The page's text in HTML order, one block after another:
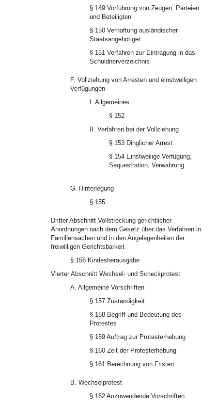
§ 149 Vorführung von Zeugen, Parteien
und Beteiligten
§ 150 Verhaftung ausländischer
Staatsangehöriger
§ 151 Verfahren zur Eintragung in das
Schuldnerverzeichnis
F. Vollziehung von Arresten und einstweiligen
Verfügungen
I. Allgemeines
§ 152
II. Verfahren bei der Vollziehung
§ 153 Dinglicher Arrest
§ 154 Einstweilige Verfügung,
Sequestration, Verwahrung
G. Hinterlegung
§ 155
Dritter Abschnitt Vollstreckung gerichtlicher
Anordnungen nach dem Gesetz über das Verfahren in
Familiensachen und in den Angelegenheiten der
freiwilligen Gerichtsbarkeit
§ 156 Kindesherausgabe
Vierter Abschnitt Wechsel- und Scheckprotest
A. Allgemeine Vorschriften
§ 157 Zuständigkeit
§ 158 Begriff und Bedeutung des
Protestes
§ 159 Auftrag zur Protesterhebung
§ 160 Zeit der Protesterhebung
§ 161 Berechnung von Fristen
B. Wechselprotest
§ 162 Anzuwendende Vorschriften